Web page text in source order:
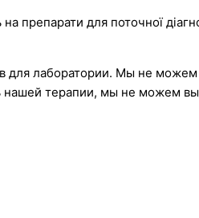
препарати для поточної
для лаборатории. Мы не
терапии, мы не можем